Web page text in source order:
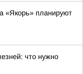
«Якорь» планируют
что нужно